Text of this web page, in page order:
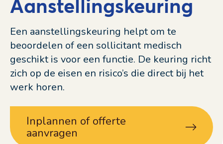
Aanstellingskeuring
Inplannen of offerte
aanvragen
Een aanstellingskeuring helpt om te
beoordelen of een sollicitant medisch
geschikt is voor een functie. De keuring richt
zich op de eisen en risico’s die direct bij het
werk horen.